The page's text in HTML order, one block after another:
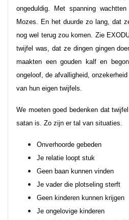
ongeduldig. Met spanning
Mozes. En het duurde zo lang, dat
nog wel terug zou komen. Zie
twijfel was, dat ze dingen gingen
maakten een gouden kalf en
ongeloof, de afvalligheid,
van hun eigen twijfels.
We moeten goed bedenken dat
satan is. Zo zijn er tal van situaties.
Onverhoorde gebeden
Je relatie loopt stuk
Geen baan kunnen vinden
Je vader die plotseling sterft
Geen kinderen kunnen krijgen
Je ongelovige kinderen